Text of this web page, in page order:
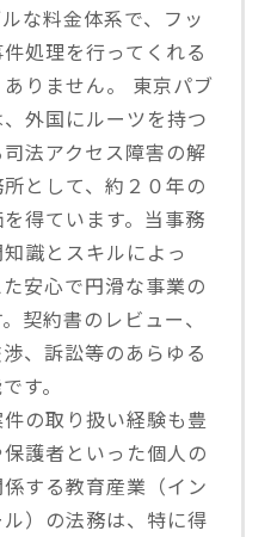
な料金体系で、フッ
処理を行ってくれる
りません。 東京パブ
外国にルーツを持つ
法アクセス障害の解
として、約２０年の
得ています。当事務
識とスキルによっ
安心で円滑な事業の
契約書のレビュー、
、訴訟等のあらゆる
す。
の取り扱い経験も豊
護者といった個人の
する教育産業（イン
）の法務は、特に得